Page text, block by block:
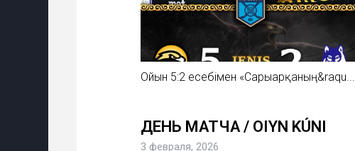
Ойын 5:2 есебімен «Сарыарқаның&raqu...
ДЕНЬ МАТЧА / OIYN KÚNI
3 февраля, 2026